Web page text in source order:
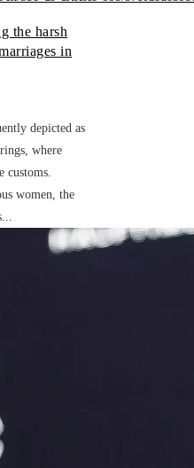
the harsh
in
depicted as
where
customs.
women, the